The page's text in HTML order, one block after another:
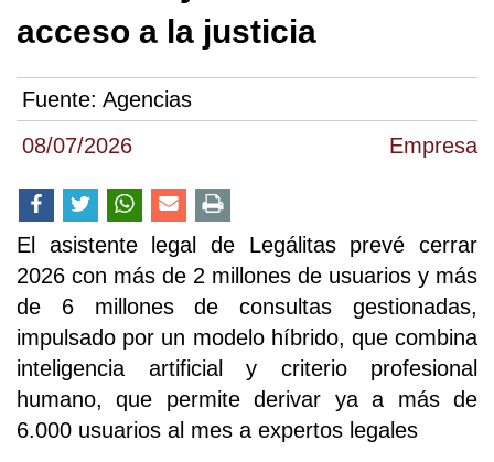
08/07/2026 Empresa
acceso a la justicia
Fuente: Agencias
El asistente legal de Legálitas prevé cerrar
2026 con más de 2 millones de usuarios y más
de 6 millones de consultas gestionadas,
impulsado por un modelo híbrido, que combina
inteligencia artificial y criterio profesional
humano, que permite derivar ya a más de
6.000 usuarios al mes a expertos legales